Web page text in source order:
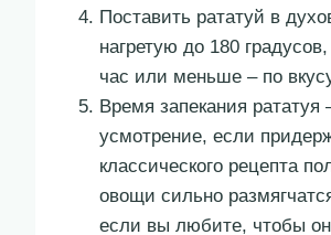
Поставить рататуй в
нагретую до 180
час или меньше – по
Время запекания рататуя
усмотрение, если
классического рецепта
овощи сильно
если вы любите, чтобы